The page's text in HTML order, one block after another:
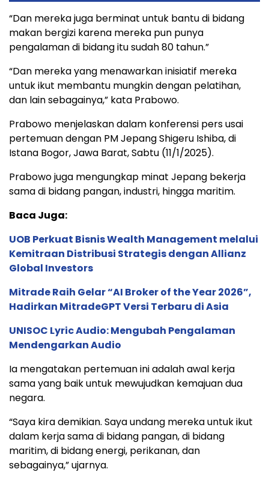
“Dan mereka juga berminat untuk bantu di bidang
makan bergizi karena mereka pun punya
pengalaman di bidang itu sudah 80 tahun.”
“Dan mereka yang menawarkan inisiatif mereka
untuk ikut membantu mungkin dengan pelatihan,
dan lain sebagainya,” kata Prabowo.
Prabowo menjelaskan dalam konferensi pers usai
pertemuan dengan PM Jepang Shigeru Ishiba, di
Istana Bogor, Jawa Barat, Sabtu (11/1/2025).
Prabowo juga mengungkap minat Jepang bekerja
sama di bidang pangan, industri, hingga maritim.
Baca Juga:
UOB Perkuat Bisnis Wealth Management melalui
Kemitraan Distribusi Strategis dengan Allianz
Global Investors
Mitrade Raih Gelar “AI Broker of the Year 2026”,
Hadirkan MitradeGPT Versi Terbaru di Asia
UNISOC Lyric Audio: Mengubah Pengalaman
Mendengarkan Audio
Ia mengatakan pertemuan ini adalah awal kerja
sama yang baik untuk mewujudkan kemajuan dua
negara.
“Saya kira demikian. Saya undang mereka untuk ikut
dalam kerja sama di bidang pangan, di bidang
maritim, di bidang energi, perikanan, dan
sebagainya,” ujarnya.